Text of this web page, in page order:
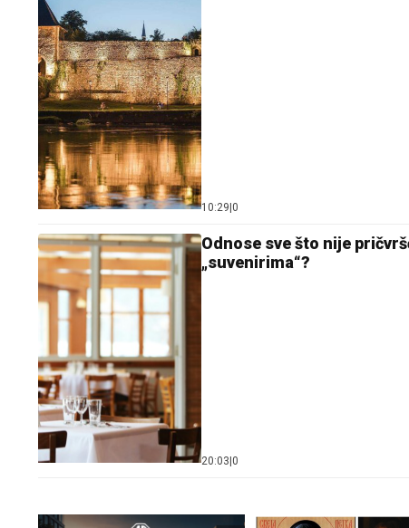
10:29 0
Odnose sve što nije
„suvenirima“?
20:03 0